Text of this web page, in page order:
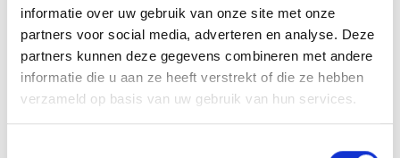
informatie over uw gebruik van onze site met onze
partners voor social media, adverteren en analyse. Deze
partners kunnen deze gegevens combineren met andere
informatie die u aan ze heeft verstrekt of die ze hebben
verzameld op basis van uw gebruik van hun services.
LA / Architecten
Website
Lannet IT
Website
Lenco onderhoud en service
Website
MBI Steenmeesters
Website
New York Pizza